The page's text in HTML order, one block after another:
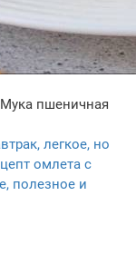
Мука пшеничная
легкое, но
омлета с
полезное и